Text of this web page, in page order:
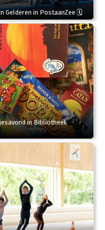
Gelderen in PostaanZee 🗓
in Bibliotheek